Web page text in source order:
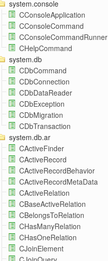
system.console
CConsoleApplication
CConsoleCommand
CConsoleCommandRunner
CHelpCommand
system.db
CDbCommand
CDbConnection
CDbDataReader
CDbException
CDbMigration
CDbTransaction
system.db.ar
CActiveFinder
CActiveRecord
CActiveRecordBehavior
CActiveRecordMetaData
CActiveRelation
CBaseActiveRelation
CBelongsToRelation
CHasManyRelation
CHasOneRelation
CJoinElement